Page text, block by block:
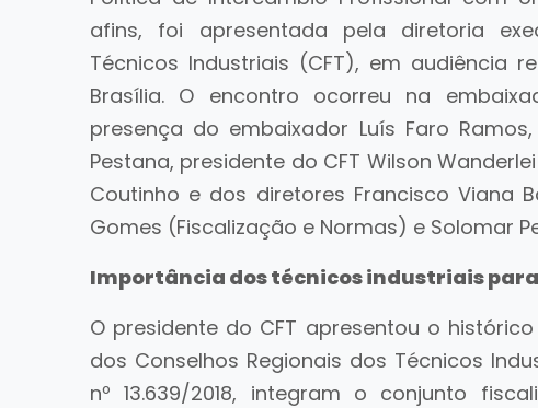
afins, foi apresentada pela diretoria
Técnicos Industriais (CFT), em audiência
Brasília. O encontro ocorreu na
presença do embaixador Luís Faro
Pestana, presidente do CFT Wilson
Coutinho e dos diretores Francisco Viana
Gomes (Fiscalização e Normas) e Solomar
Importância dos técnicos industriais
O presidente do CFT apresentou o
dos Conselhos Regionais dos Técnicos
nº 13.639/2018, integram o conjunto